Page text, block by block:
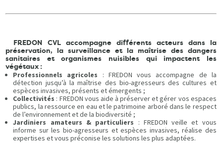
CVL accompagne différents acteurs dans la
préservation, la surveillance et la maîtrise des dangers
sanitaires et organismes nuisibles qui impactent les
végétaux :
Professionnels agricoles : FREDON vous accompagne de la
détection jusqu’à la maîtrise des bio-agresseurs des cultures et
espèces invasives, présents et émergents ;
Collectivités : FREDON vous aide à préserver et gérer vos espaces
publics, la ressource en eau et le patrimoine arboré dans le respect
de l’environnement et de la biodiversité ;
Jardiniers amateurs & particuliers : FREDON veille et vous
informe sur les bio-agresseurs et espèces invasives, réalise des
expertises et vous préconise les solutions les plus adaptées.